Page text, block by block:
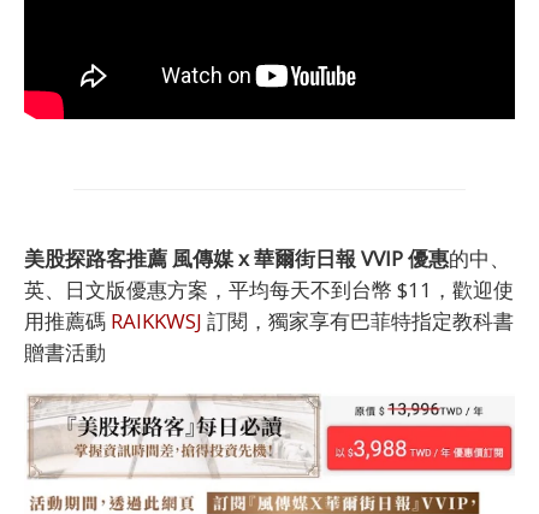
美股探路客推薦 風傳媒 x 華爾街日報 VVIP 優惠的中、
英、日文版優惠方案，平均每天不到台幣 $11，歡迎使
用推薦碼 RAIKKWSJ 訂閱，獨家享有巴菲特指定教科書
贈書活動